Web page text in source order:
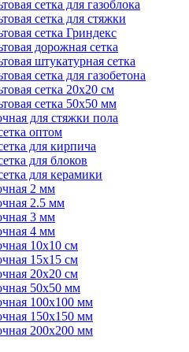
сетка для газоблока
сетка для стяжки
сетка Гриндекс
дорожная сетка
штукатурная сетка
сетка для газобетона
сетка 20x20 см
сетка 50x50 мм
для стяжки пола
оптом
для кирпича
для блоков
для керамики
2 мм
2.5 мм
3 мм
4 мм
10x10 см
15x15 см
20x20 см
50x50 мм
100x100 мм
150x150 мм
200x200 мм